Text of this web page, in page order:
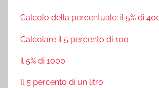
Calcolo della percentuale: il 5% di
Calcolare il 5 percento di 100
il 5% di 1000
Il 5 percento di un litro